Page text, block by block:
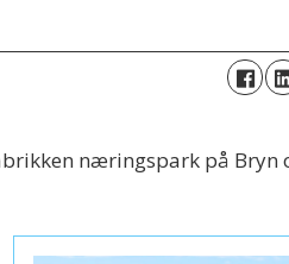
næringspark på Bryn